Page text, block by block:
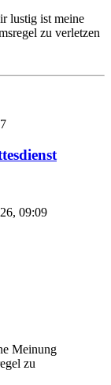
lustig ist meine
zu verletzen
09:09
Meinung
zu